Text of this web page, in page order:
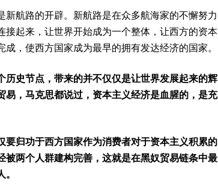
航路的开辟。新航路是在众多航海家的不懈努力
起来，让世界开始成为一个整体，让西方的资本
，使西方国家成为最早的拥有发达经济的国家。
史节点，带来的并不仅仅是让世界发展起来的辉
，马克思都说过，资本主义经济是血腥的，是充
要归功于西方国家作为消费者对于资本主义积累的
两个人群建构完善，这就是在黑奴贸易链条中最